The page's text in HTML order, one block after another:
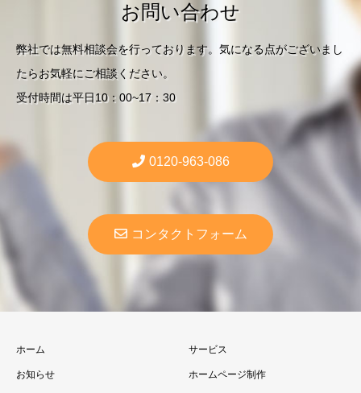
お問い合わせ
弊社では無料相談会を行っております。気になる点がございまし
たらお気軽にご相談ください。
受付時間は平日10：00~17：30
0120-963-086
コンタクトフォーム
ホーム
お知らせ
サービス
ホームページ制作